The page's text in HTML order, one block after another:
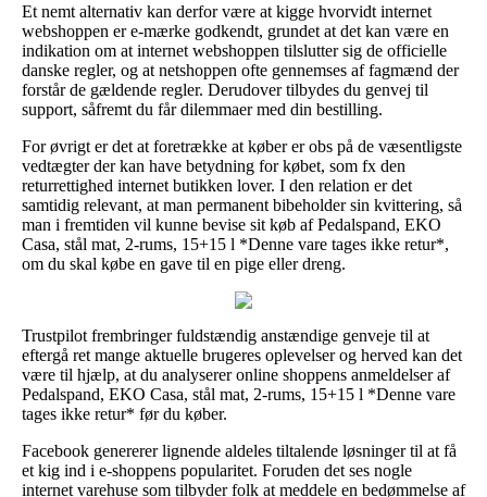
Et nemt alternativ kan derfor være at kigge hvorvidt internet
webshoppen er e-mærke godkendt, grundet at det kan være en
indikation om at internet webshoppen tilslutter sig de officielle
danske regler, og at netshoppen ofte gennemses af fagmænd der
forstår de gældende regler. Derudover tilbydes du genvej til
support, såfremt du får dilemmaer med din bestilling.
For øvrigt er det at foretrække at køber er obs på de væsentligste
vedtægter der kan have betydning for købet, som fx den
returrettighed internet butikken lover. I den relation er det
samtidig relevant, at man permanent bibeholder sin kvittering, så
man i fremtiden vil kunne bevise sit køb af Pedalspand, EKO
Casa, stål mat, 2-rums, 15+15 l *Denne vare tages ikke retur*,
om du skal købe en gave til en pige eller dreng.
Trustpilot frembringer fuldstændig anstændige genveje til at
eftergå ret mange aktuelle brugeres oplevelser og herved kan det
være til hjælp, at du analyserer online shoppens anmeldelser af
Pedalspand, EKO Casa, stål mat, 2-rums, 15+15 l *Denne vare
tages ikke retur* før du køber.
Facebook genererer lignende aldeles tiltalende løsninger til at få
et kig ind i e-shoppens popularitet. Foruden det ses nogle
internet varehuse som tilbyder folk at meddele en bedømmelse af